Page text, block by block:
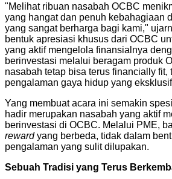
"Melihat ribuan nasabah OCBC
yang hangat dan penuh kebahagiaan
yang sangat berharga bagi kami,"
bentuk apresiasi khusus dari OCBC
yang aktif mengelola finansialnya
berinvestasi melalui beragam produk
nasabah tetap bisa terus financially fit,
pengalaman gaya hidup yang
Yang membuat acara ini semakin
hadir merupakan nasabah yang aktif
berinvestasi di OCBC. Melalui PME,
rewardyang berbeda, tidak dalam
pengalaman yang sulit dilupakan.
Sebuah Tradisi yang Terus